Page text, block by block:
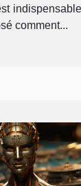
comment...